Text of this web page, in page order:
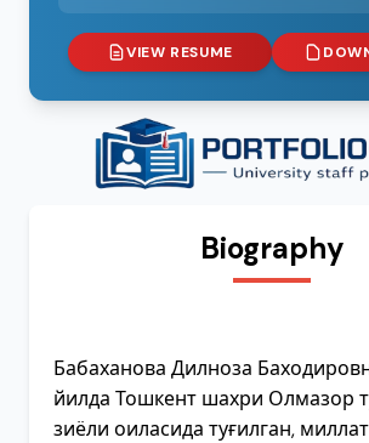
VIEW RESUME
Biography
Бабаханова Дилноза
йилда Тошкент шахри Олмазор
зиёли оиласида туғилган,